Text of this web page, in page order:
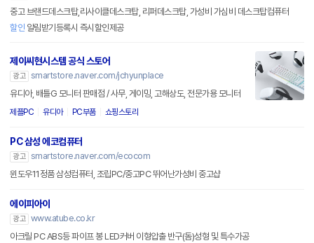
중고 브랜드데스크탑,리사이클데스크탑, 리퍼데스크탑, 가성비 가심비 데스크탑컴퓨터
할인 알림받기등록시 즉시할인제공
제이씨현시스템 공식 스토어
광고 smartstore.naver.com/jchyunplace
유디아, 배틀G 모니터 판매점 / 사무, 게이밍, 고해상도, 전문가용 모니터
제플PC 유디아 PC부품 쇼핑스토리
PC 삼성 에코컴퓨터
광고 smartstore.naver.com/ecocom
윈도우11정품 삼성컴퓨터, 조립PC/중고PC 뛰어난가성비 중고샵
에이피아이
광고 www.atube.co.kr
아크릴 PC ABS등 파이프 봉 LED커버 이형압출 반구(돔)성형 및 특수가공